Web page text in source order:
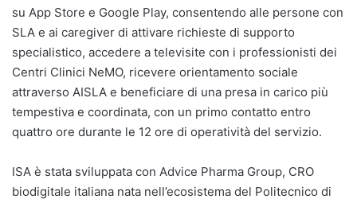
su App Store e Google Play, consentendo alle persone con
SLA e ai caregiver di attivare richieste di supporto
specialistico, accedere a televisite con i professionisti dei
Centri Clinici NeMO, ricevere orientamento sociale
attraverso AISLA e beneficiare di una presa in carico più
tempestiva e coordinata, con un primo contatto entro
quattro ore durante le 12 ore di operatività del servizio.
ISA è stata sviluppata con Advice Pharma Group, CRO
biodigitale italiana nata nell’ecosistema del Politecnico di